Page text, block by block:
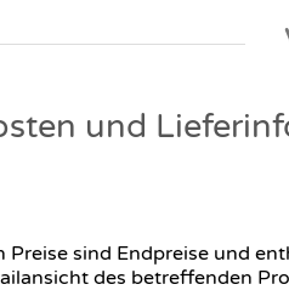
und
Preise sind Endpreise und
des betreffenden